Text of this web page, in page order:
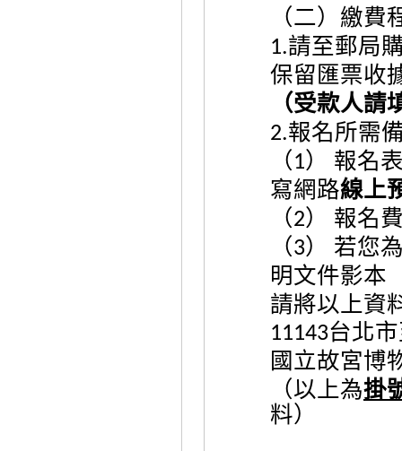
（二）繳費
1.請至郵局
保留匯票收
（受款人
2.報名所需
（1）
報名
寫網路線上
（2）
報名
（3）
若您
明文件影本
請將以上資
11143台北
國立故宮博
（以上為掛
料）